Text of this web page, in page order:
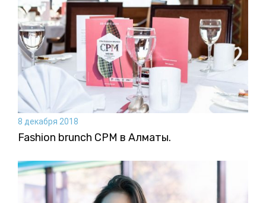
8 декабря 2018
Fashion brunch CPM в Алматы.